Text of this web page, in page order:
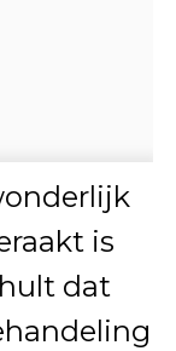
is
dat